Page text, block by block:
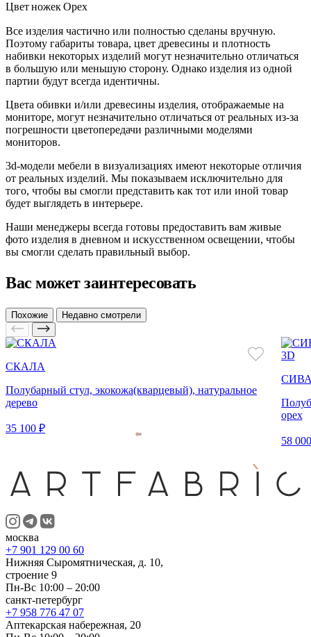
Цвет ножек Орех
Все изделия частично или полностью сделаны вручную.
Поэтому габариты товара, цвет древесины и плотность
набивки некоторых изделий могут незначительно отличаться
в большую или меньшую сторону. Однако изделия из одной
партии будут всегда идентичны.
Цвета обивки и/или древесины изделия, отображаемые на
мониторе, могут незначительно отличаться от реальных из-за
погрешности цветопередачи различными моделями
мониторов.
3d-модели мебели в визуализациях имеют некоторые отличия
от реальных изделий. Мы показываем исключительно для
того, чтобы вы смогли представить как тот или иной товар
будет выглядеть в интерьере.
Наши менеджеры всегда готовы предоставить вам живые
фото изделия в дневном и искусственном освещении, чтобы
вы смогли сделать правильный выбор.
Вас может заинтересовать
Похожие Недавно смотрели
СКАЛА
Полубарный стул, экокожа(кварцевый), натуральное
дерево
35 100 ₽
3D
орех
58
москва
+7 901 129 00 60
Нижняя Сыромятническая, д. 10,
строение 9
Пн-Вс 10:00 – 20:00
санкт-петербург
+7 958 776 47 07
Аптекарская набережная, 20